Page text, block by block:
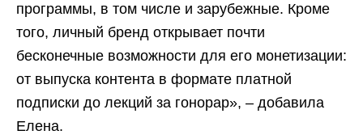
программы, в том числе и зарубежные. Кроме
того, личный бренд открывает почти
бесконечные возможности для его монетизации:
от выпуска контента в формате платной
подписки до лекций за гонорар», – добавила
Елена.